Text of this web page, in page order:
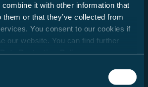
it with other information that
them or that they’ve collected from
You consent to our cookies if
our website. You can find further